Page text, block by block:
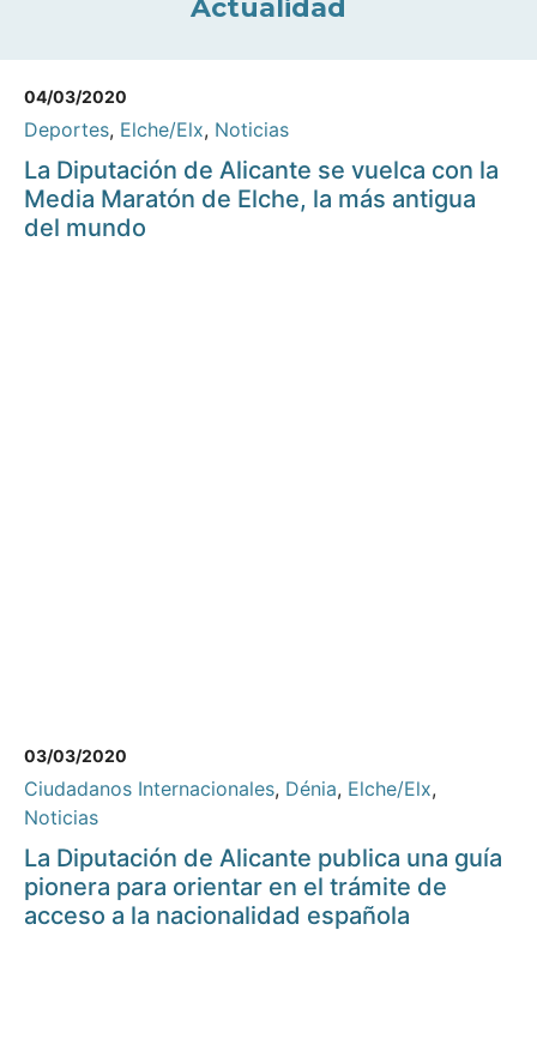
Actualidad
04/03/2020
Deportes, Elche/Elx, Noticias
La Diputación de Alicante se vuelca con la
Media Maratón de Elche, la más antigua
del mundo
03/03/2020
Ciudadanos Internacionales, Dénia, Elche/Elx,
Noticias
La Diputación de Alicante publica una guía
pionera para orientar en el trámite de
acceso a la nacionalidad española